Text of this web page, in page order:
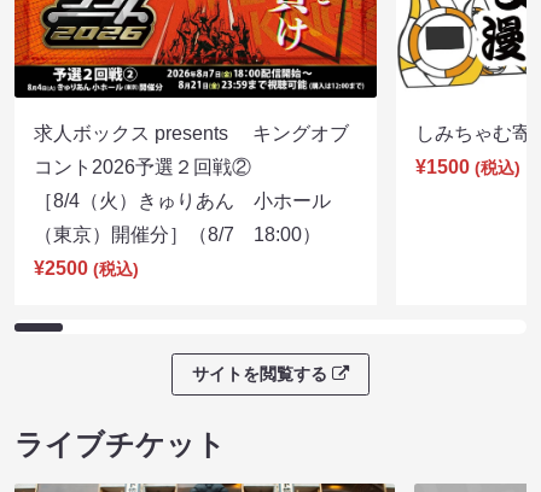
求人ボックス presents キングオブ
コント2026予選２回戦②
［8/4（火）きゅりあん 小ホール
（東京）開催分］（8/7 18:00）
¥2500 (税込)
しみちゃむ
¥1500 (税込)
サイトを閲覧する
ライブチケット